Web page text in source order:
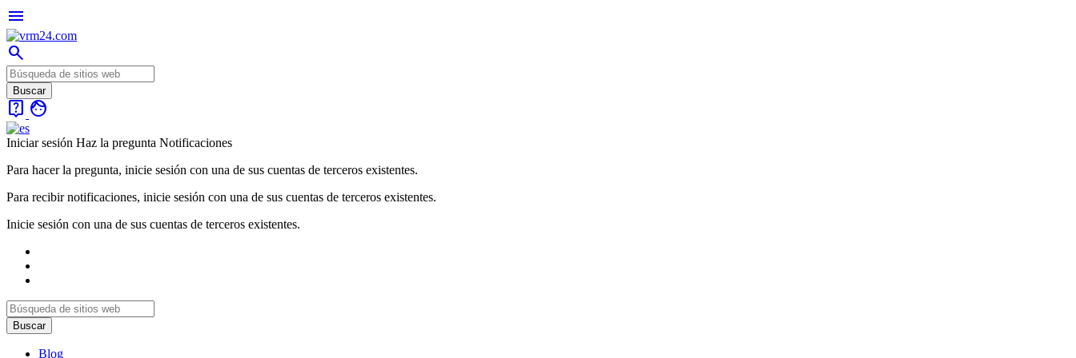
menu
search
live_help face
Iniciar sesión Haz la pregunta Notificaciones
Para hacer la pregunta, inicie sesión con una de sus cuentas de terceros existentes.
Para recibir notificaciones, inicie sesión con una de sus cuentas de terceros existentes.
Inicie sesión con una de sus cuentas de terceros existentes.
Blog